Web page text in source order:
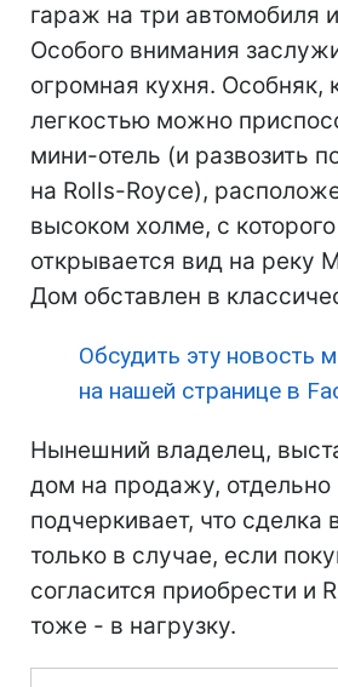
гараж на три автомобиля
Особого внимания
огромная кухня. Особняк,
легкостью можно
мини-отель (и развозить
на Rolls-Royce),
высоком холме, с которого
открывается вид на реку
Дом обставлен в
Обсудить эту новость
на нашей странице в
Нынешний владелец,
дом на продажу, отдельно
подчеркивает, что сделка
только в случае, если
согласится приобрести и
тоже - в нагрузку.